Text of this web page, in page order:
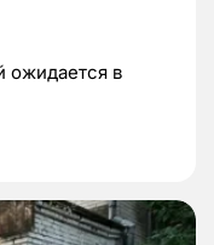
ожидается в